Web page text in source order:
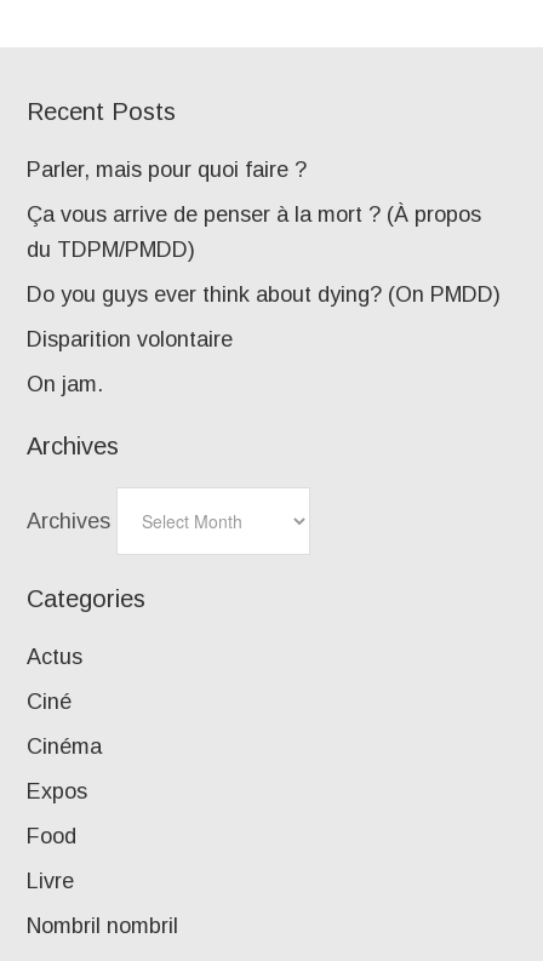
Recent Posts
Parler, mais pour quoi faire ?
Ça vous arrive de penser à la mort ? (À propos
du TDPM/PMDD)
Do you guys ever think about dying? (On PMDD)
Disparition volontaire
On jam.
Archives
Archives
Categories
Actus
Ciné
Cinéma
Expos
Food
Livre
Nombril nombril